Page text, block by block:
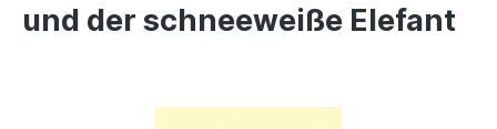
und der schneeweiße Elefant